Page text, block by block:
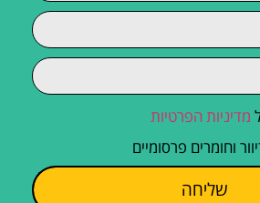
מדיניות הפרטיות
וחומרים פרסומיים
שליחה